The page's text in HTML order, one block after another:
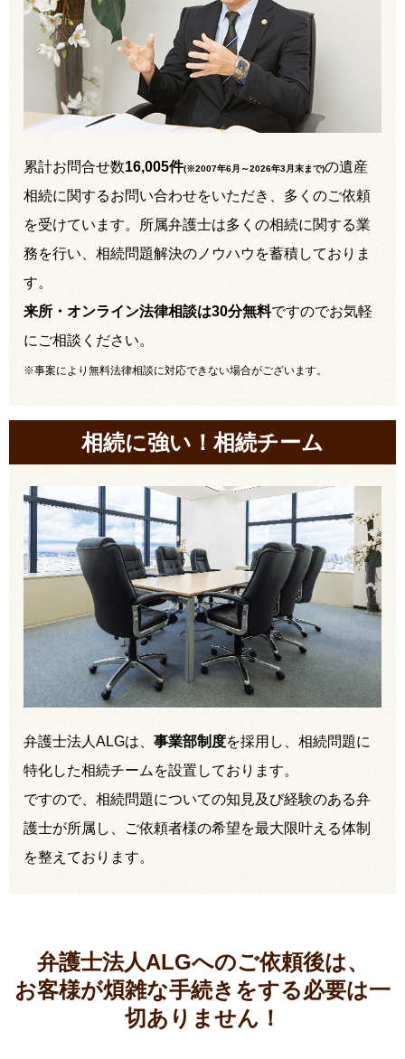
累計お問合せ数16,005件(※2007年6月～2026年3月末まで)の遺産
相続に関するお問い合わせをいただき、多くのご依頼
を受けています。所属弁護士は多くの相続に関する業
務を行い、相続問題解決のノウハウを蓄積しておりま
す。
来所・オンライン法律相談は30分無料ですのでお気軽
にご相談ください。
※事案により無料法律相談に対応できない場合がございます。
相続に強い！相続チーム
弁護士法人ALGは、 事業部制度を採用し、相続問題に
特化した相続チームを設置しております。
ですので、相続問題についての知見及び経験のある弁
護士が所属し、ご依頼者様の希望を最大限叶える体制
を整えております。
弁護士法人ALGへのご依頼後は、
お客様が煩雑な手続きをする必要は一
切ありません！